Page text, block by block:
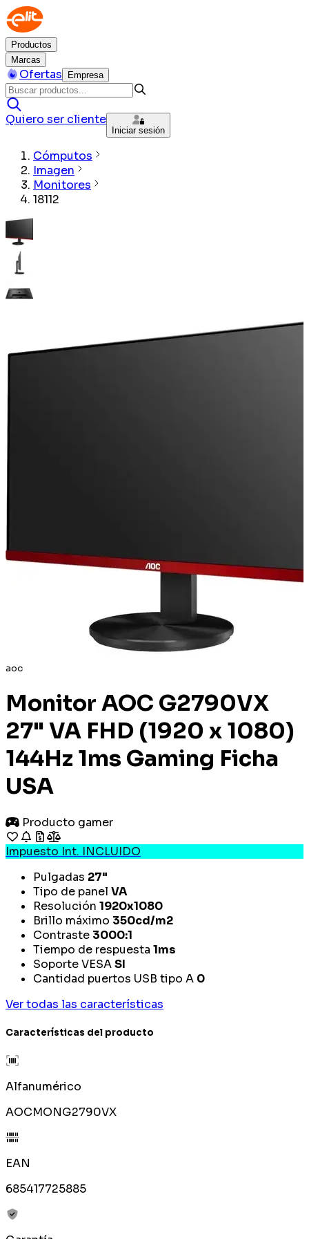
Productos
Marcas
Ofertas Empresa
Quiero ser cliente
Iniciar sesión
Cómputos
Imagen
Monitores
18112
aoc
Monitor AOC G2790VX
27" VA FHD (1920 x 1080)
144Hz 1ms Gaming Ficha
USA
Producto gamer
Impuesto Int. INCLUIDO
Pulgadas 27"
Tipo de panel VA
Resolución 1920x1080
Brillo máximo 350cd/m2
Contraste 3000:1
Tiempo de respuesta 1ms
Soporte VESASI
Cantidad puertos USB tipo A 0
Ver todas las características
Características del producto
Alfanumérico
AOCMONG2790VX
EAN
685417725885